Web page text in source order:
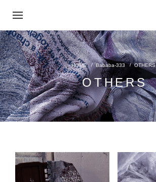
Bababa-333 OTHERS
OTHERS